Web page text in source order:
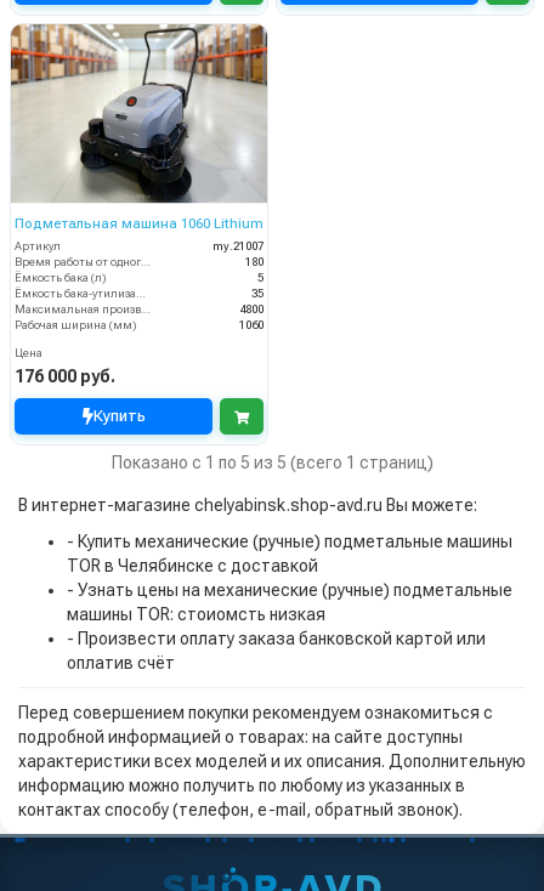
Подметальная машина 1060 Lithium
Артикул
my.21007
Время работы от одного заряда (мин)
180
Ёмкость бака (л)
5
Ёмкость бака-утилизатора (л)
35
Максимальная производительность (м2/ч)
4800
Рабочая ширина (мм)
1060
Цена
176 000 руб.
Купить
Показано с 1 по 5 из 5 (всего 1 страниц)
В интернет-магазине chelyabinsk.shop-avd.ru Вы можете:
- Купить механические (ручные) подметальные машины
TOR в Челябинске с доставкой
- Узнать цены на механические (ручные) подметальные
машины TOR: стоиомсть низкая
- Произвести оплату заказа банковской картой или
оплатив счёт
Перед совершением покупки рекомендуем ознакомиться с
подробной информацией о товарах: на сайте доступны
характеристики всех моделей и их описания. Дополнительную
информацию можно получить по любому из указанных в
контактах способу (телефон, e-mail, обратный звонок).